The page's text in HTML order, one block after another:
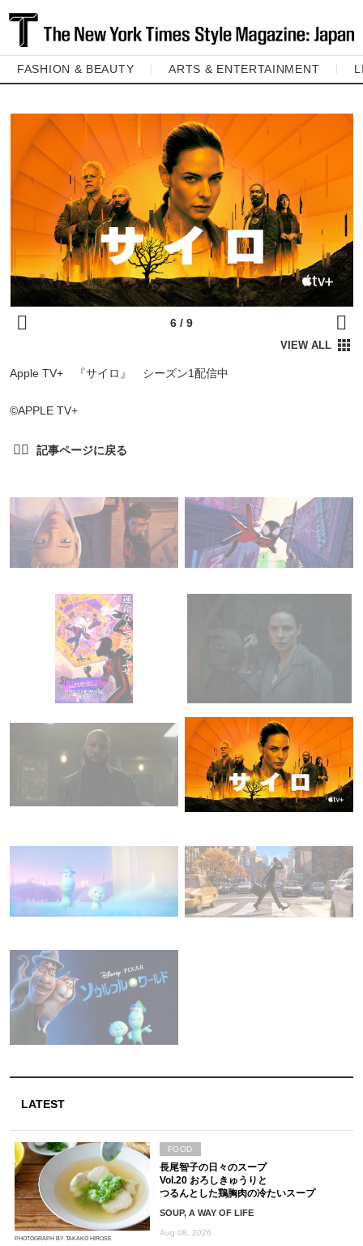
FASHION & BEAUTY ARTS & ENTERTAINMENT
Apple TV+ 『サイロ』 シーズン1配信中
©APPLE TV+
LATEST
PHOTOGRAPH BY TAKAKO HIROSE
長尾智子の日々のスープ
Vol.20 おろしきゅうりと
つるんとした鶏胸肉の冷たいスープ
SOUP, A WAY OF LIFE
Aug 08, 2026
FOOD